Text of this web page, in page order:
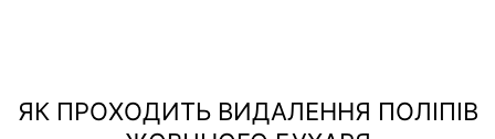
ЯК ПРОХОДИТЬ ВИДАЛЕННЯ ПОЛІПІВ